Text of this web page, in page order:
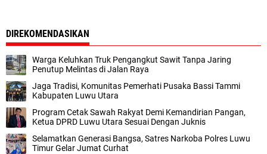
DIREKOMENDASIKAN
Warga Keluhkan Truk Pengangkut Sawit Tanpa Jaring
Penutup Melintas di Jalan Raya
Jaga Tradisi, Komunitas Pemerhati Pusaka Bassi Tammi
Kabupaten Luwu Utara
Program Cetak Sawah Rakyat Demi Kemandirian Pangan,
Ketua DPRD Luwu Utara Sesuai Dengan Juknis
Selamatkan Generasi Bangsa, Satres Narkoba Polres Luwu
Timur Gelar Jumat Curhat